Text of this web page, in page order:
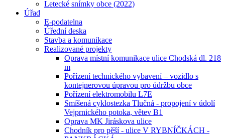
Letecké snímky obce (2022)
Úřad
E-podatelna
Úřední deska
Stavba a komunikace
Realizované projekty
Oprava místní komunikace ulice Chodská dl. 218
m
Pořízení technického vybavení – vozidlo s
kontejnerovou úpravou pro údržbu obce
Pořízení elektromobilu L7E
Smíšená cyklostezka Tlučná - propojení v údolí
Vejprnického potoka, větev B1
Oprava MK Jiráskova ulice
Chodník pro pěší - ulice V RYBNÍČKÁCH -